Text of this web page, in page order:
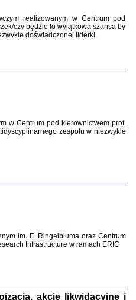
Warszawa 2016
DOM POD ZIEMIĄ ...
realizowanym w Centrum pod
czy będzie to wyjątkowa szansa by
doświadczonej liderki.
w Centrum pod kierownictwem prof.
zespołu w niezwykle
im. E. Ringelbluma oraz Centrum
Infrastructure w ramach ERIC
akcje likwidacyjne i